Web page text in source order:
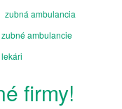
zubná ambulancia
zubné ambulancie
firmy!